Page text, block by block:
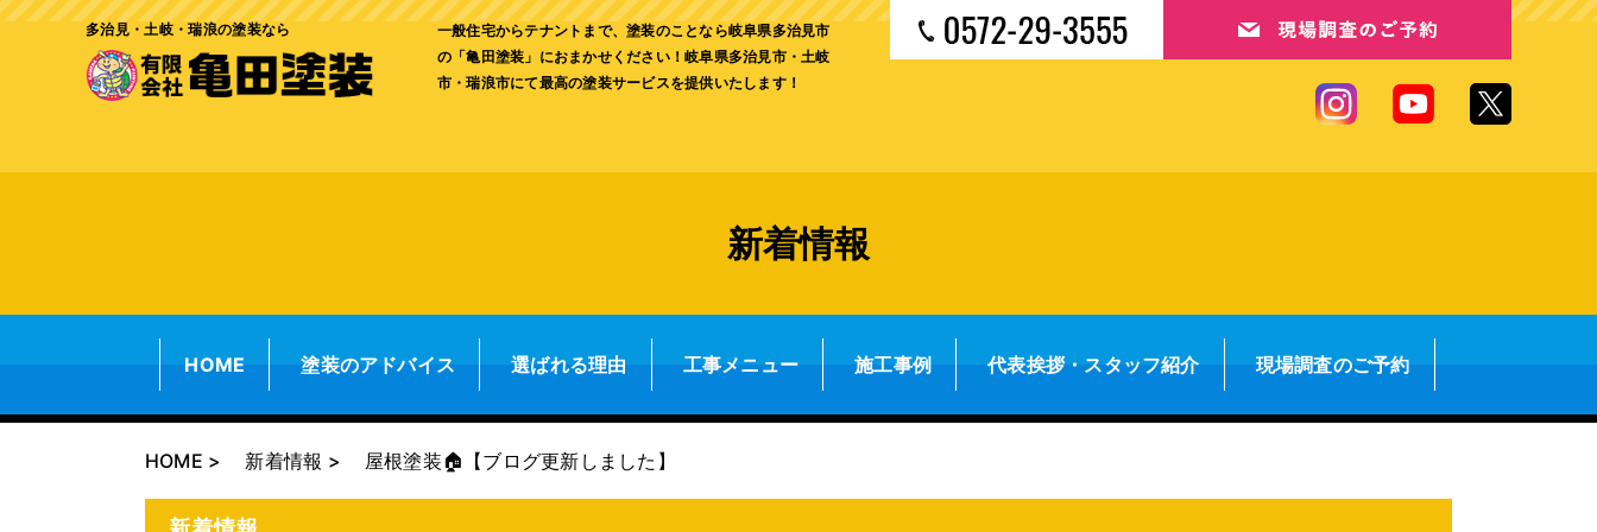
多治見・土岐・瑞浪の塗装なら
一般住宅からテナントまで、塗装のことなら岐阜県多治見市
の「亀田塗装」におまかせください！岐阜県多治見市・土岐
市・瑞浪市にて最高の塗装サービスを提供いたします！
新着情報
HOME 塗装のアドバイス 選ばれる理由 工事メニュー 施工事例 代表挨拶・スタッフ紹介 現場調査のご予約
HOME 新着情報 屋根塗装🏠【ブログ更新しました】